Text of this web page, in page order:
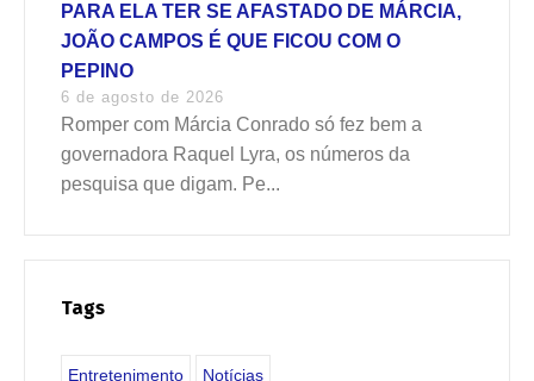
PARA ELA TER SE AFASTADO DE MÁRCIA,
JOÃO CAMPOS É QUE FICOU COM O
PEPINO
6 de agosto de 2026
Romper com Márcia Conrado só fez bem a
governadora Raquel Lyra, os números da
pesquisa que digam. Pe...
Tags
Entretenimento Notícias